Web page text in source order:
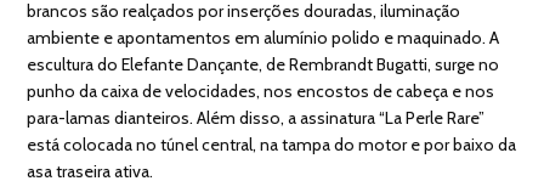
brancos são realçados por inserções douradas, iluminação
ambiente e apontamentos em alumínio polido e maquinado. A
escultura do Elefante Dançante, de Rembrandt Bugatti, surge no
punho da caixa de velocidades, nos encostos de cabeça e nos
para-lamas dianteiros. Além disso, a assinatura “La Perle Rare”
está colocada no túnel central, na tampa do motor e por baixo da
asa traseira ativa.